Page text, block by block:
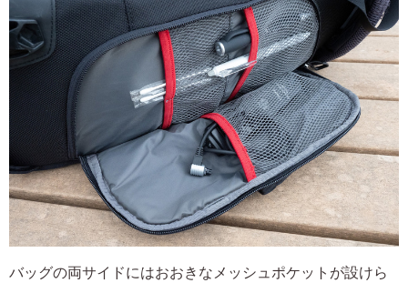
バッグの両サイドにはおおきなメッシュポケットが設けら